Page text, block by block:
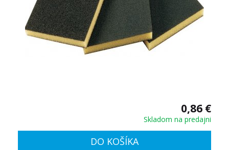
0,86 €
Skladom na predajni
DO KOŠÍKA